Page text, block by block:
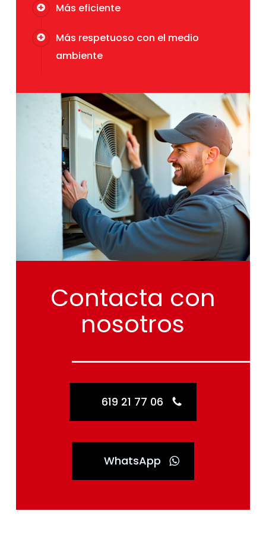
Más eficiente
Más respetuoso con el medio
ambiente
Contacta con
nosotros
619 21 77 06
WhatsApp